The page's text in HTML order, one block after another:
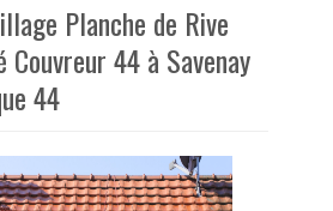
Planche de Rive
44 à Savenay
44